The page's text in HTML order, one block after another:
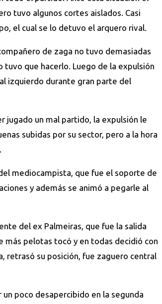
tuvo algunos cortes aislados. Casi
el cual se lo detuvo el arquero rival.
de zaga no tuvo demasiadas
que hacerlo. Luego de la expulsión
izquierdo durante gran parte del
jugado un mal partido, la expulsión le
subidas por su sector, pero a la hora
mediocampista, que fue el soporte de
y además se animó a pegarle al
del ex Palmeiras, que fue la salida
más pelotas tocó y en todas decidió con
retrasó su posición, fue zaguero central
un poco desapercibido en la segunda